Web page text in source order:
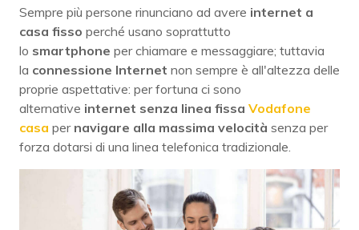
Sempre più persone rinunciano ad avere internet a
casa fisso perché usano soprattutto
lo smartphone per chiamare e messaggiare; tuttavia
la connessione Internet non sempre è all'altezza delle
proprie aspettative: per fortuna ci sono
alternative internet senza linea fissa Vodafone
casa per navigare alla massima velocità senza per
forza dotarsi di una linea telefonica tradizionale.